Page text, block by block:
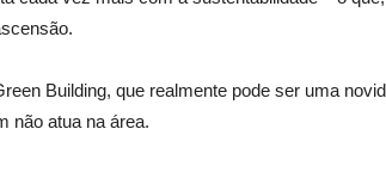
Building, que realmente pode ser uma
não atua na área.